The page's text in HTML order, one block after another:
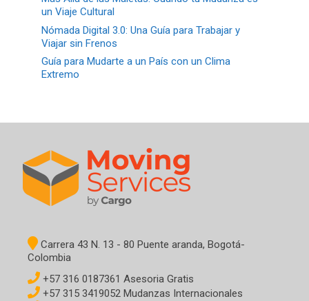
un Viaje Cultural
Nómada Digital 3.0: Una Guía para Trabajar y
Viajar sin Frenos
Guía para Mudarte a un País con un Clima
Extremo
Carrera 43 N. 13 - 80 Puente aranda, Bogotá-
Colombia
+57 316 0187361 Asesoria Gratis
+57 315 3419052 Mudanzas Internacionales